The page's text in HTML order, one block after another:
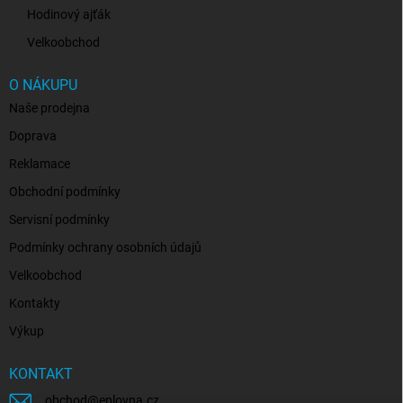
Hodinový ajťák
Velkoobchod
O NÁKUPU
Naše prodejna
Doprava
Reklamace
Obchodní podmínky
Servisní podmínky
Podmínky ochrany osobních údajů
Velkoobchod
Kontakty
Výkup
KONTAKT